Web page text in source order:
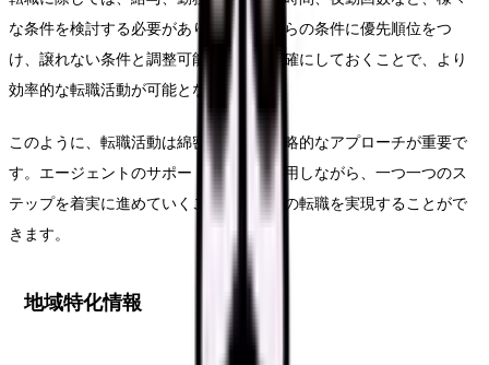
な条件を検討する必要があります。これらの条件に優先順位をつ
け、譲れない条件と調整可能な条件を明確にしておくことで、より
効率的な転職活動が可能となります。
このように、転職活動は綿密な準備と戦略的なアプローチが重要で
す。エージェントのサポートを最大限活用しながら、一つ一つのス
テップを着実に進めていくことで、理想の転職を実現することがで
きます。
地域特化情報